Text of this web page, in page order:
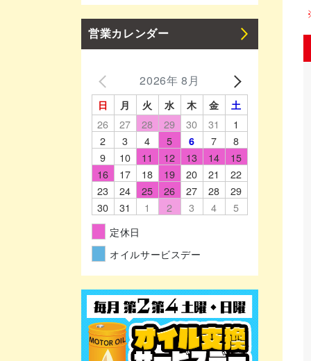
営業カレンダー
2026年 8月
日 月 火 水 木 金 土
26 27 28 29 30 31
1
2
3 4 5 6 7
8
9
10 11 12 13 14
15
16
17 18 19 20 21
22
23
24 25 26 27 28
29
30
31 1 2 3 4
5
定休日
オイルサービスデー